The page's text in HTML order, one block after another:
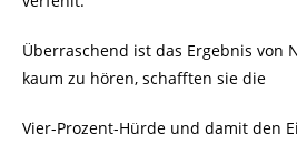
Überraschend ist das Ergebnis von
kaum zu hören, schafften sie die
Vier-Prozent-Hürde und damit den